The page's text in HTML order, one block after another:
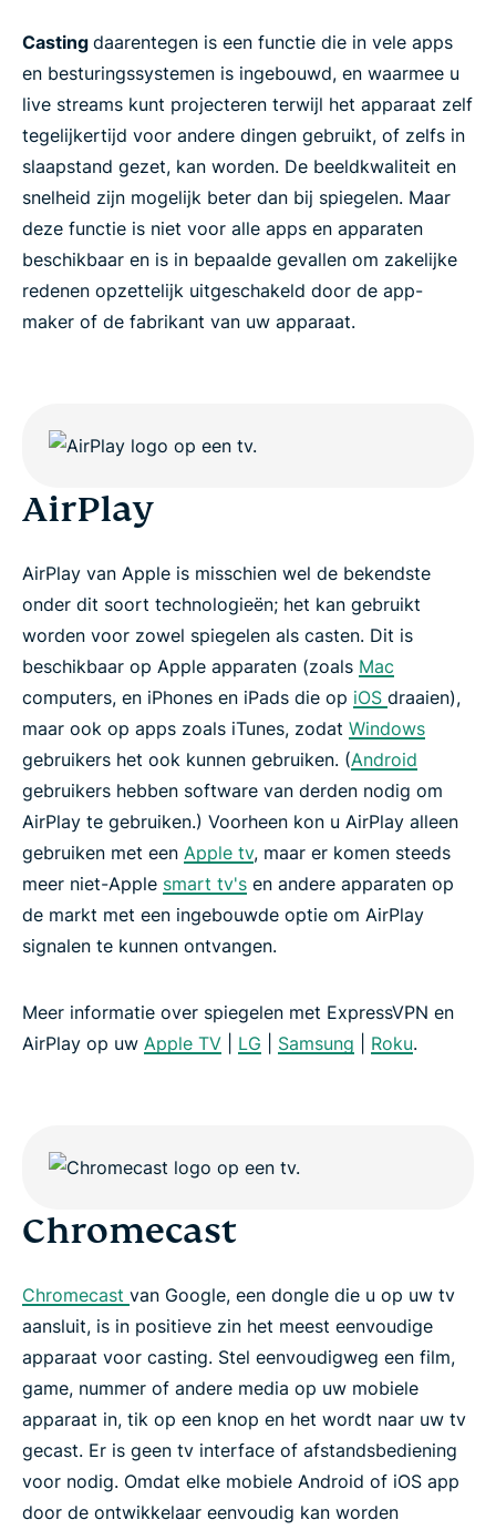
Veelgestelde vragen: schermspiegelen naar tv
Wilt u de volledige kracht van ExpressVPN?
Waarom ExpressVPN gebruiken?
Waarom video streaming fans gek zijn op
ExpressVPN
Casting daarentegen is een functie die in vele apps
en besturingssystemen is ingebouwd, en waarmee u
live streams kunt projecteren terwijl het apparaat zelf
tegelijkertijd voor andere dingen gebruikt, of zelfs in
slaapstand gezet, kan worden. De beeldkwaliteit en
snelheid zijn mogelijk beter dan bij spiegelen. Maar
deze functie is niet voor alle apps en apparaten
beschikbaar en is in bepaalde gevallen om zakelijke
redenen opzettelijk uitgeschakeld door de app-
maker of de fabrikant van uw apparaat.
AirPlay
AirPlay van Apple is misschien wel de bekendste
onder dit soort technologieën; het kan gebruikt
worden voor zowel spiegelen als casten. Dit is
beschikbaar op Apple apparaten (zoals Mac
computers, en iPhones en iPads die op iOS draaien),
maar ook op apps zoals iTunes, zodat Windows
gebruikers het ook kunnen gebruiken. (Android
gebruikers hebben software van derden nodig om
AirPlay te gebruiken.) Voorheen kon u AirPlay alleen
gebruiken met een Apple tv, maar er komen steeds
meer niet-Apple smart tv's en andere apparaten op
de markt met een ingebouwde optie om AirPlay
signalen te kunnen ontvangen.
Meer informatie over spiegelen met ExpressVPN en
AirPlay op uw Apple TV LG Samsung Roku.
Chromecast
Chromecast van Google, een dongle die u op uw tv
aansluit, is in positieve zin het meest eenvoudige
apparaat voor casting. Stel eenvoudigweg een film,
game, nummer of andere media op uw mobiele
apparaat in, tik op een knop en het wordt naar uw tv
gecast. Er is geen tv interface of afstandsbediening
voor nodig. Omdat elke mobiele Android of iOS app
door de ontwikkelaar eenvoudig kan worden